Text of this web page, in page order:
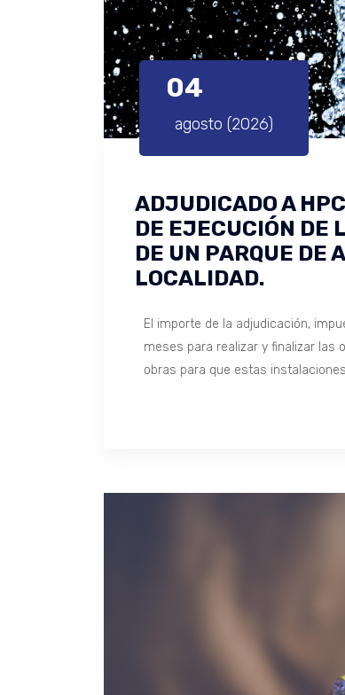
04
agosto (2026)
ADJUDICADO A
DE EJECUCIÓN DE
DE UN PARQUE DE
LOCALIDAD.
El importe de la adjudicación,
meses para realizar y finalizar las
obras para que estas